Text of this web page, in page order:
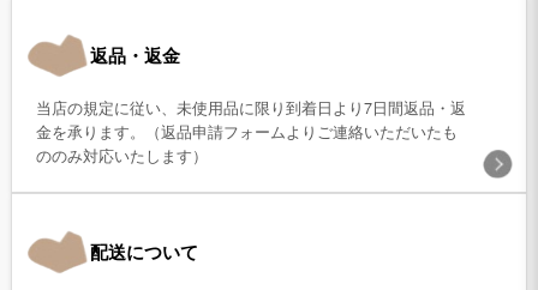
返品・返金
当店の規定に従い、未使用品に限り到着日より7日間返品・返
金を承ります。（返品申請フォームよりご連絡いただいたも
ののみ対応いたします）
配送について